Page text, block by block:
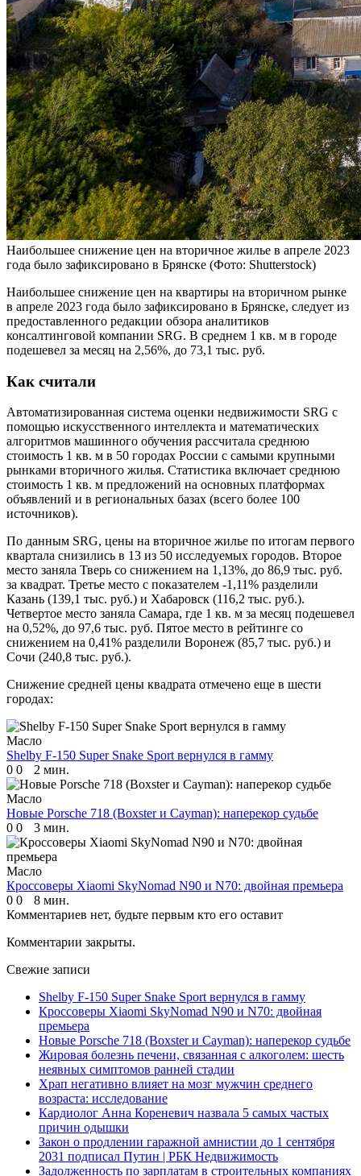
Наибольшее снижение цен на вторичное жилье в апреле 2023
года было зафиксировано в Брянске (Фото: Shutterstock)
Наибольшее снижение цен на квартиры на вторичном рынке
в апреле 2023 года было зафиксировано в Брянске, следует из
предоставленного редакции обзора аналитиков
консалтинговой компании SRG. В среднем 1 кв. м в городе
подешевел за месяц на 2,56%, до 73,1 тыс. руб.
Как считали
Автоматизированная система оценки недвижимости SRG с
помощью искусственного интеллекта и математических
алгоритмов машинного обучения рассчитала среднюю
стоимость 1 кв. м в 50 городах России с самыми крупными
рынками вторичного жилья. Статистика включает среднюю
стоимость 1 кв. м предложений на основных платформах
объявлений и в региональных базах (всего более 100
источников).
По данным SRG, цены на вторичное жилье по итогам первого
квартала снизились в 13 из 50 исследуемых городов. Второе
место заняла Тверь со снижением на 1,13%, до 86,9 тыс. руб.
за квадрат. Третье место с показателем -1,11% разделили
Казань (139,1 тыс. руб.) и Хабаровск (116,2 тыс. руб.).
Четвертое место заняла Самара, где 1 кв. м за месяц подешевел
на 0,52%, до 97,6 тыс. руб. Пятое место в рейтинге со
снижением на 0,41% разделили Воронеж (85,7 тыс. руб.) и
Сочи (240,8 тыс. руб.).
Снижение средней цены квадрата отмечено еще в шести
городах:
Масло
Shelby F-150 Super Snake Sport вернулся в гамму
0 0 2 мин.
Масло
Новые Porsche 718 (Boxster и Cayman): наперекор судьбе
0 0 3 мин.
Масло
Кроссоверы Xiaomi SkyNomad N90 и N70: двойная премьера
0 0
8 мин.
Комментариев нет, будьте первым кто его оставит
Комментарии закрыты.
Свежие записи
Shelby F-150 Super Snake Sport вернулся в гамму
Кроссоверы Xiaomi SkyNomad N90 и N70: двойная
премьера
Новые Porsche 718 (Boxster и Cayman): наперекор судьбе
Жировая болезнь печени, связанная с алкоголем: шесть
неявных симптомов ранней стадии
Храп негативно влияет на мозг мужчин среднего
возраста: исследование
Кардиолог Анна Кореневич назвала 5 самых частых
причин одышки
Закон о продлении гаражной амнистии до 1 сентября
2031 подписал Путин | РБК Недвижимость
Задолженность по зарплатам в строительных компаниях